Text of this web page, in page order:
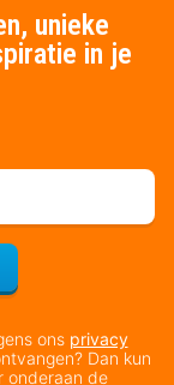
unieke
in je
ons privacy
Dan kun
onderaan de